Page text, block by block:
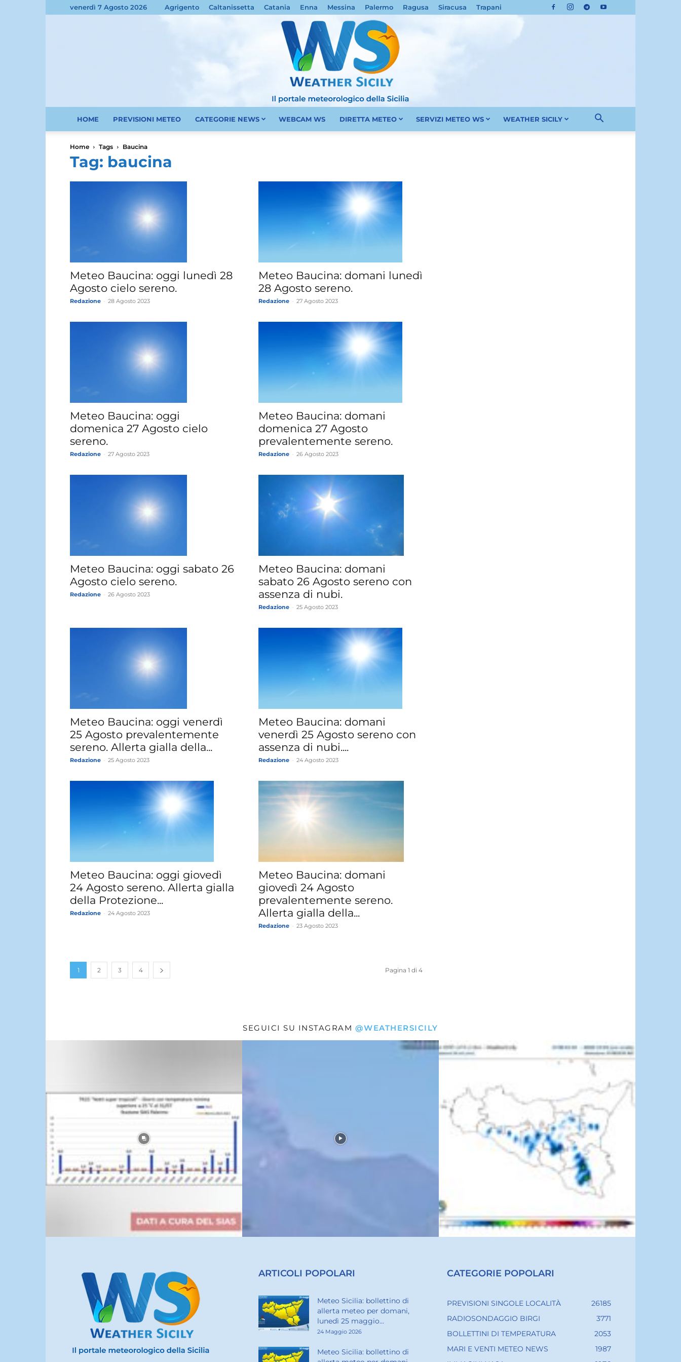
venerdì 7 Agosto 2026 Agrigento Caltanissetta Catania Enna Messina Palermo Ragusa Siracusa Trapani
Weather
Sicily.it
HOME PREVISIONI METEO CATEGORIE NEWS WEBCAM WS DIRETTA METEO SERVIZI METEO WS WEATHER SICILY
Home Tags Baucina
Tag: baucina
Meteo Baucina: oggi lunedì 28
Agosto cielo sereno.
Redazione 28 Agosto 2023
Meteo Baucina: domani lunedì
28 Agosto sereno.
Redazione 27 Agosto 2023
Meteo Baucina: oggi
domenica 27 Agosto cielo
sereno.
Redazione 27 Agosto 2023
Meteo Baucina: domani
domenica 27 Agosto
prevalentemente sereno.
Redazione 26 Agosto 2023
Meteo Baucina: oggi sabato 26
Agosto cielo sereno.
Redazione 26 Agosto 2023
Meteo Baucina: domani
sabato 26 Agosto sereno con
assenza di nubi.
Redazione 25 Agosto 2023
Meteo Baucina: oggi venerdì
25 Agosto prevalentemente
sereno. Allerta gialla della...
Redazione 25 Agosto 2023
Meteo Baucina: domani
venerdì 25 Agosto sereno con
assenza di nubi....
Redazione 24 Agosto 2023
Meteo Baucina: oggi giovedì
24 Agosto sereno. Allerta gialla
della Protezione...
Redazione 24 Agosto 2023
Meteo Baucina: domani
giovedì 24 Agosto
prevalentemente sereno.
Allerta gialla della...
Redazione 23 Agosto 2023
1 2 3 4 Pagina 1 di 4
SEGUICI SU INSTAGRAM @WEATHERSICILY
ARTICOLI POPOLARI
Meteo Sicilia: bollettino di
allerta meteo per domani,
lunedì 25 maggio...
24 Maggio 2026
Meteo Sicilia: bollettino di
CATEGORIE POPOLARI
PREVISIONI SINGOLE LOCALITÀ
26185
RADIOSONDAGGIO BIRGI
3771
BOLLETTINI DI TEMPERATURA
2053
MARI E VENTI METEO NEWS
1987